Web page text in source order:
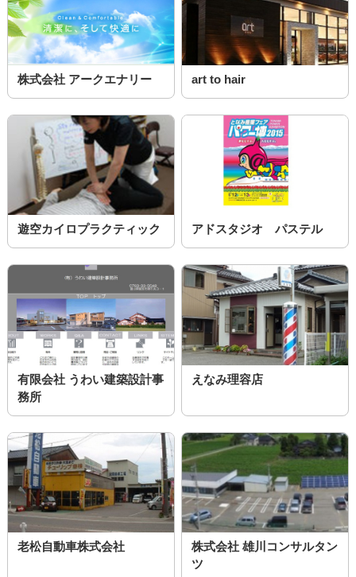
株式会社 アークエナリー art to hair
遊空カイロプラクティック アドスタジオ パステル
有限会社 うわい建築設計事
務所
えなみ理容店
老松自動車株式会社
株式会社 雄川コンサルタン
ツ